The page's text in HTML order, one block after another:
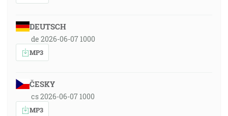
DEUTSCH
de 2026-06-07 1000
MP3
ČESKY
cs 2026-06-07 1000
MP3